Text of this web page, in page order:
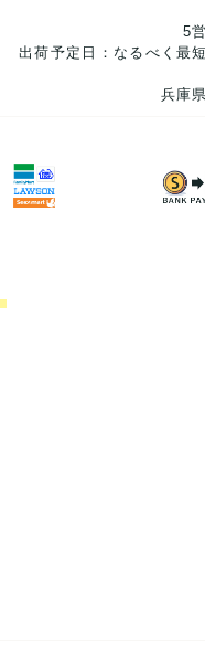
5
出荷予定日：なるべく最
兵庫